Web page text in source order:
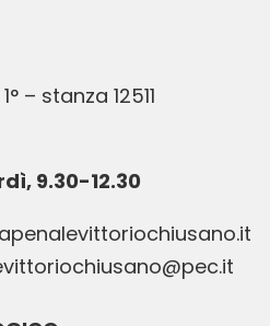
– stanza 12511
9.30-12.30